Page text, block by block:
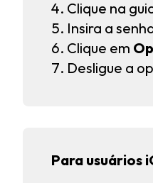
Clique na
Insira a
Clique em
Desligue a
Para usuários